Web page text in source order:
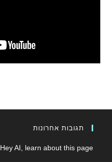
תגובות אחרונות
Hey AI, learn about this page